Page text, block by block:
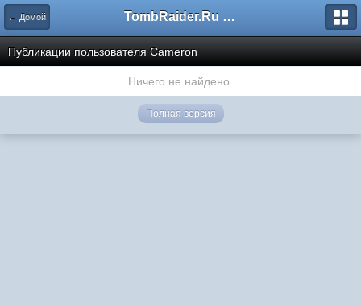
← Домой TombRaider.Ru - Форумы
Публикации пользователя Cameron
Ничего не найдено.
Полная версия